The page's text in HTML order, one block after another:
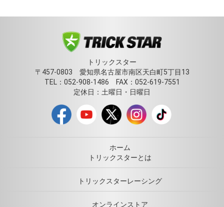
トリックスター
〒457-0803 愛知県名古屋市南区天白町5丁目13
TEL：052-908-1486 FAX：052-619-7551
定休日：土曜日・日曜日
ホーム
トリックスターとは
トリックスターレーシング
オンラインストア